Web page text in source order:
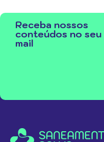
Receba nossos
conteúdos no
mail